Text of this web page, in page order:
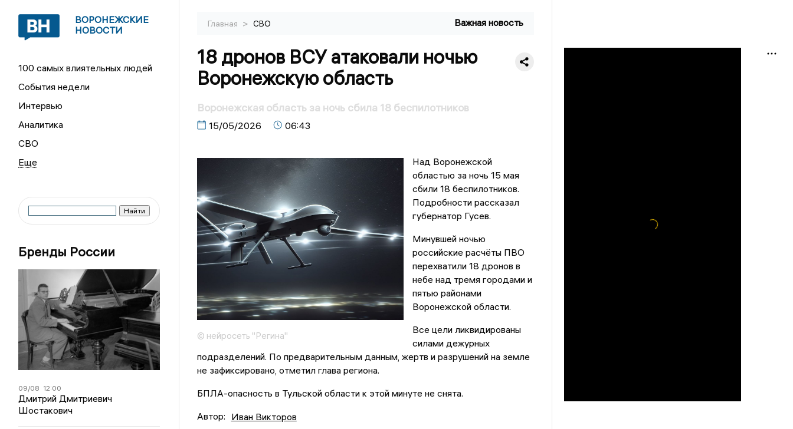
ВОРОНЕЖСКИЕ
НОВОСТИ
100 самых влиятельных людей
События недели
Интервью
Аналитика
СВО
Бренды России
09/08 12:00
Дмитрий Дмитриевич
Шостакович
Главная > СВО Важная новость
18 дронов ВСУ атаковали ночью
Воронежскую область
Воронежская область за ночь сбила 18 беспилотников
15/05/2026 06:43
© нейросеть "Регина"
Над Воронежской
областью за ночь 15 мая
сбили 18 беспилотников.
Подробности рассказал
губернатор Гусев.
Минувшей ночью
российские расчёты ПВО
перехватили 18 дронов в
небе над тремя городами и
пятью районами
Воронежской области.
Все цели ликвидированы
силами дежурных
подразделений. По предварительным данным, жертв и разрушений на земле
не зафиксировано, отметил глава региона.
БПЛА-опасность в Тульской области к этой минуте не снята.
Автор: Иван Викторов